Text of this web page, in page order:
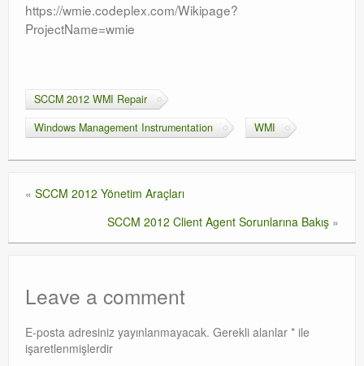
https://wmie.codeplex.com/Wikipage?
ProjectName=wmie
SCCM 2012 WMI Repair
Windows Management Instrumentation
WMI
« SCCM 2012 Yönetim Araçları
SCCM 2012 Client Agent Sorunlarına Bakış »
Leave a comment
E-posta adresiniz yayınlanmayacak. Gerekli alanlar * ile
işaretlenmişlerdir